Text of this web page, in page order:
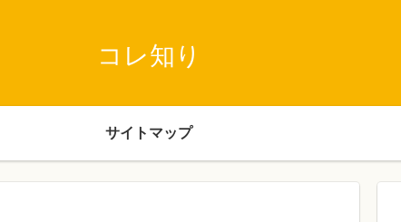
コレ知り
サイトマップ